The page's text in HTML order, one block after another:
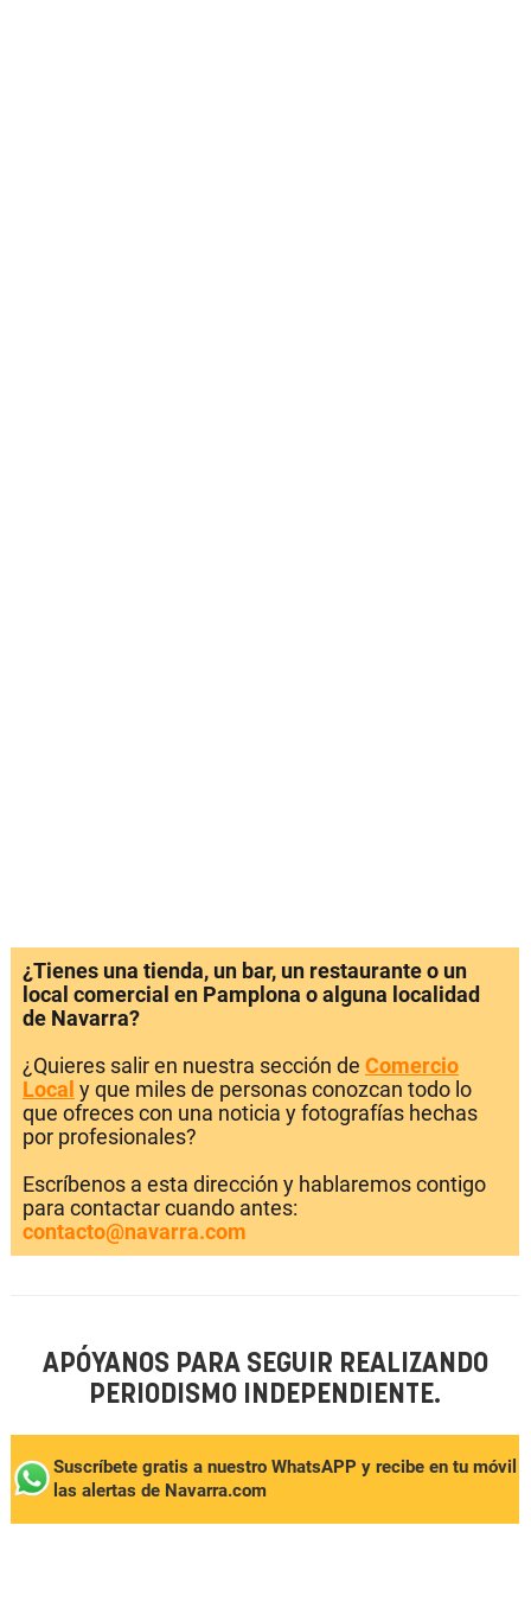
¿Tienes una tienda, un bar, un restaurante o un
local comercial en Pamplona o alguna localidad
de Navarra?
¿Quieres salir en nuestra sección de Comercio
Local y que miles de personas conozcan todo lo
que ofreces con una noticia y fotografías hechas
por profesionales?
Escríbenos a esta dirección y hablaremos contigo
para contactar cuando antes:
contacto@navarra.com
APÓYANOS PARA SEGUIR REALIZANDO
PERIODISMO INDEPENDIENTE.
Suscríbete gratis a nuestro WhatsAPP y recibe en tu móvil
las alertas de Navarra.com